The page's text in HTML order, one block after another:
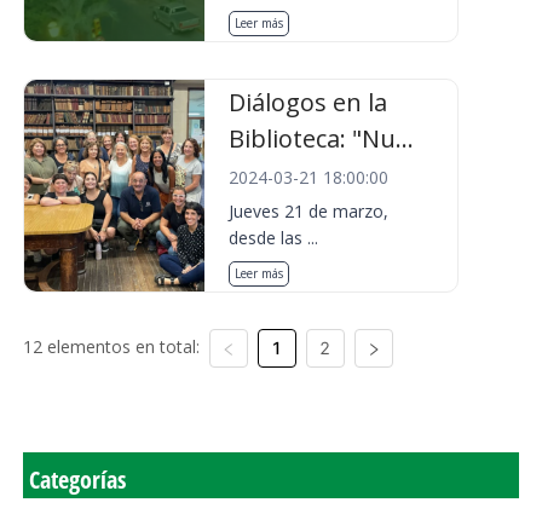
Leer más
Diálogos en la
Biblioteca: "Nu...
2024-03-21 18:00:00
Jueves 21 de marzo,
desde las ...
Leer más
12 elementos en total: 1 2
Categorías